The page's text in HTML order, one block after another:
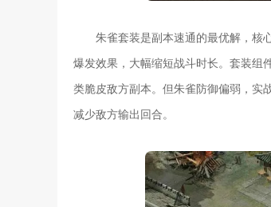
朱雀套装是副本速通的最优解，核
爆发效果，大幅缩短战斗时长。套装组
类脆皮敌方副本。但朱雀防御偏弱，实
减少敌方输出回合。